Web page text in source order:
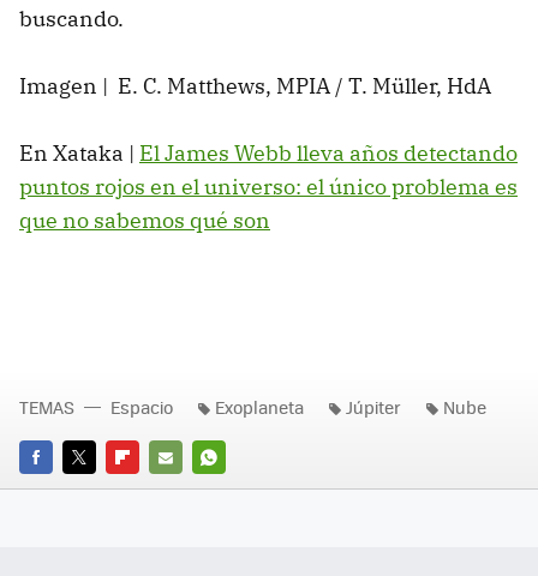
buscando.
Imagen | E. C. Matthews, MPIA / T. Müller, HdA
En Xataka | El James Webb lleva años detectando
puntos rojos en el universo: el único problema es
que no sabemos qué son
FACEBOOK
TWITTERFLIPBOARD
E-
WHATSAPP
TEMAS Espacio Exoplaneta Júpiter Nube